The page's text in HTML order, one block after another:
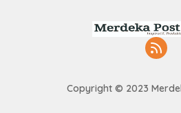
Copyright © 2023